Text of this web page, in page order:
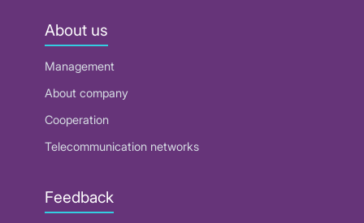
About us
Management
About company
Cooperation
Telecommunication networks
Feedback